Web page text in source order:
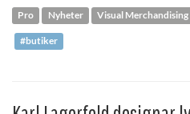
Pro Nyheter Visual Merchandising
#butiker